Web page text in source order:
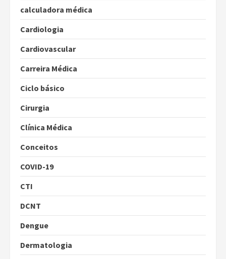
calculadora médica
Cardiologia
Cardiovascular
Carreira Médica
Ciclo básico
Cirurgia
Clínica Médica
Conceitos
COVID-19
CTI
DCNT
Dengue
Dermatologia